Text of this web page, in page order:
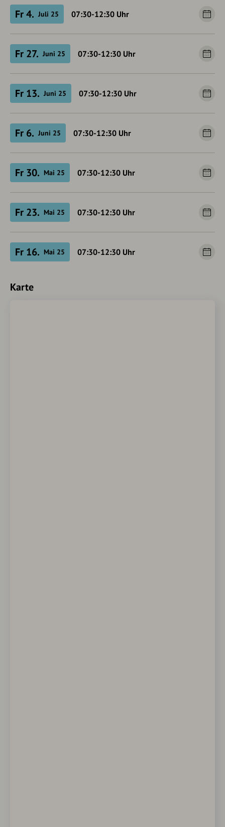
Fr 4. Juli 25 07:30-12:30 Uhr
Fr 27. Juni 25 07:30-12:30 Uhr
Fr 13. Juni 25 07:30-12:30 Uhr
Fr 6. Juni 25 07:30-12:30 Uhr
Fr 30. Mai 25 07:30-12:30 Uhr
Fr 23. Mai 25 07:30-12:30 Uhr
Fr 16. Mai 25 07:30-12:30 Uhr
Karte